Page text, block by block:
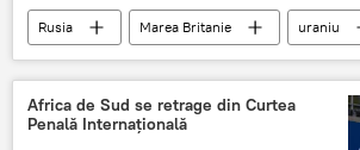
Rusia Marea Britanie
uraniu
Rusia
Africa de Sud se retrage din Curtea
Penală Internațională